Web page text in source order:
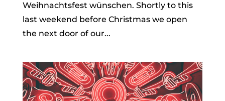
Weihnachtsfest wünschen. Shortly to this
last weekend before Christmas we open
the next door of our...